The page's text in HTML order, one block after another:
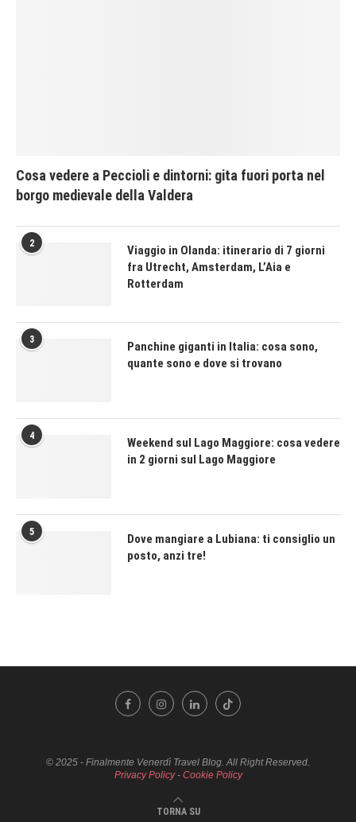
Cosa vedere a Peccioli e dintorni: gita fuori porta nel
borgo medievale della Valdera
2
Viaggio in Olanda: itinerario di 7 giorni
fra Utrecht, Amsterdam, L’Aia e
Rotterdam
3
Panchine giganti in Italia: cosa sono,
quante sono e dove si trovano
4
Weekend sul Lago Maggiore: cosa vedere
in 2 giorni sul Lago Maggiore
5
Dove mangiare a Lubiana: ti consiglio un
posto, anzi tre!
© 2025 - Finalmente Venerdì Travel Blog. All Right Reserved.
Privacy Policy- Cookie Policy
TORNA SU